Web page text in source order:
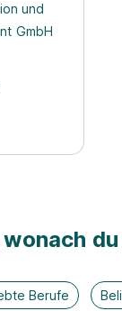
und
GmbH
Berufe